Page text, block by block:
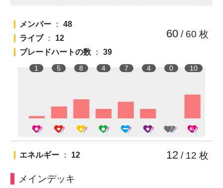
メンバー ： 48
ライブ： 12
ブレードハートの数 ： 39
60/ 60 枚
1 5 8 4 7 4 0 10
エネルギー ： 12 12 / 12 枚
メインデッキ